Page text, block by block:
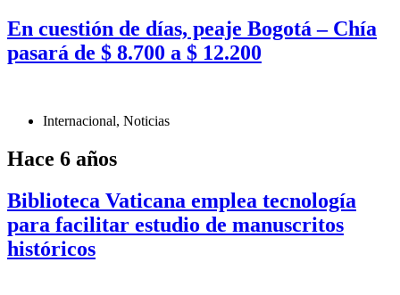
En cuestión de días, peaje Bogotá – Chía
pasará de $ 8.700 a $ 12.200
Internacional, Noticias
Hace 6 años
Biblioteca Vaticana emplea tecnología
para facilitar estudio de manuscritos
históricos